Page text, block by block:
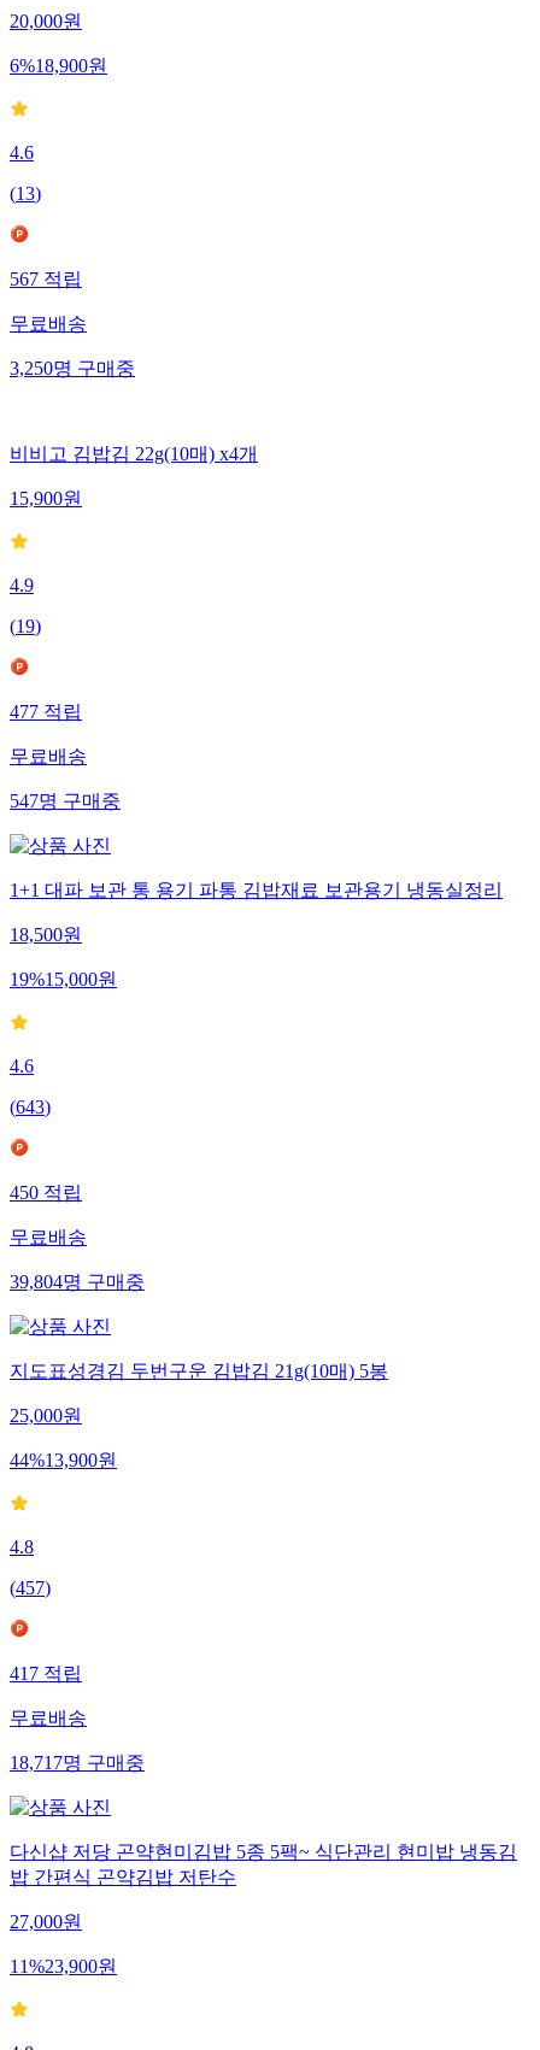
20,000원
6%18,900원
4.6
(13)
567적립
무료배송
3,250명구매중
비비고 김밥김 22g(10매) x4개
15,900원
4.9
(19)
477적립
무료배송
547명구매중
1+1 대파 보관 통 용기 파통 김밥재료 보관용기 냉동실정리
18,500원
19%15,000원
4.6
(643)
450적립
무료배송
39,804명구매중
지도표성경김 두번구운 김밥김 21g(10매) 5봉
25,000원
44%13,900원
4.8
(457)
417적립
무료배송
18,717명구매중
다신샵 저당 곤약현미김밥 5종 5팩~ 식단관리 현미밥 냉동김
밥 간편식 곤약김밥 저탄수
27,000원
11%23,900원